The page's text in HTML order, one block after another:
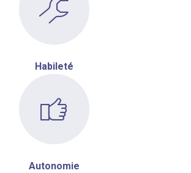
Habileté
Autonomie